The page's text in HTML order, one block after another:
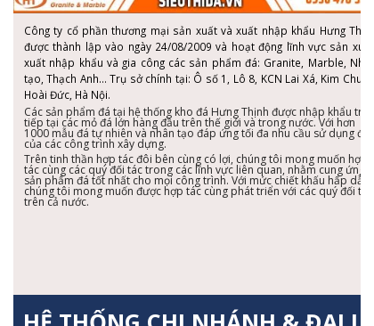
Công ty cổ phần thương mại sản xuất và xuất nhập khẩu Hưng Thịnh
được thành lập vào ngày 24/08/2009 và hoạt động lĩnh vực sản xuất,
xuất nhập khẩu và gia công các sản phẩm đá: Granite, Marble, Nhân
tạo, Thạch Anh… Trụ sở chính tại: Ô số 1, Lô 8, KCN Lai Xá, Kim Chung,
Hoài Đức, Hà Nội.
Các sản phẩm đá tại hệ thống kho đá Hưng Thịnh được nhập khẩu trực
tiếp tại các mỏ đá lớn hàng đầu trên thế giới và trong nước. Với hơn
1000 mẫu đá tự nhiên và nhân tạo đáp ứng tối đa nhu cầu sử dụng đá
của các công trình xây dựng.
Trên tinh thần hợp tác đôi bên cùng có lợi, chúng tôi mong muốn hợp
tác cùng các quý đối tác trong các lĩnh vực liên quan, nhằm cung ứng
sản phẩm đá tốt nhất cho mọi công trình. Với mức chiết khấu hấp dẫn
chúng tôi mong muốn được hợp tác cùng phát triển với các quý đối tác
trên cả nước.